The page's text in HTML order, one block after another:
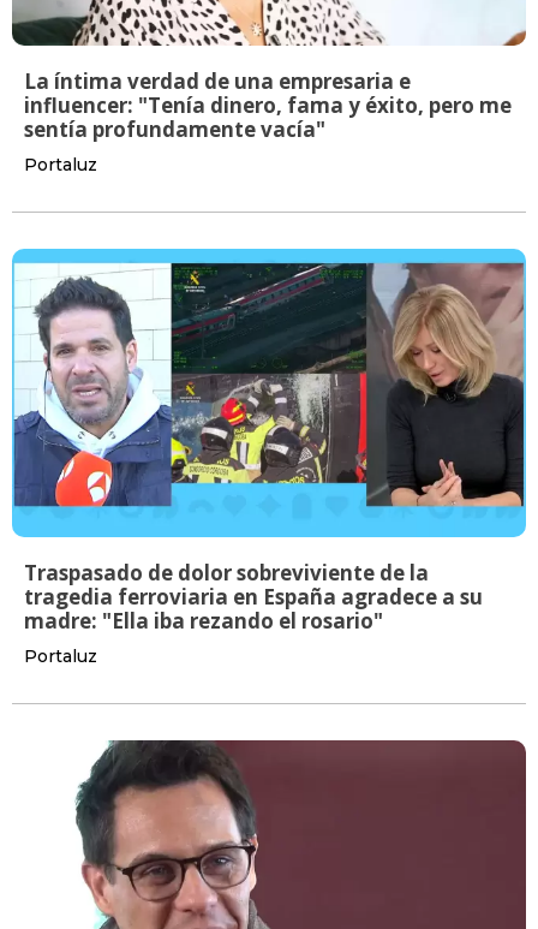
La íntima verdad de una empresaria e
influencer: "Tenía dinero, fama y éxito, pero me
sentía profundamente vacía"
Portaluz
Traspasado de dolor sobreviviente de la
tragedia ferroviaria en España agradece a su
madre: "Ella iba rezando el rosario"
Portaluz